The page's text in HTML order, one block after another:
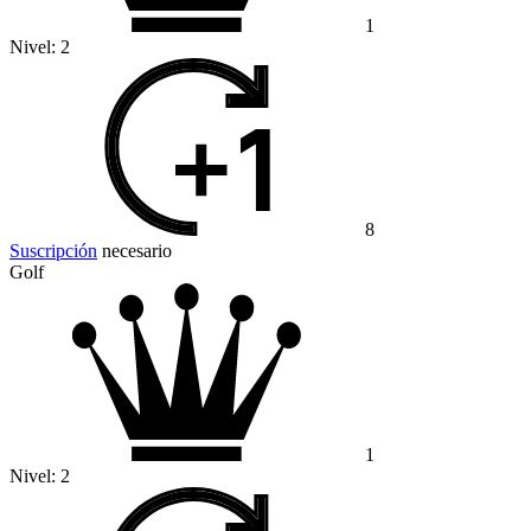
1
Nivel: 2
8
Suscripción necesario
Golf
1
Nivel: 2